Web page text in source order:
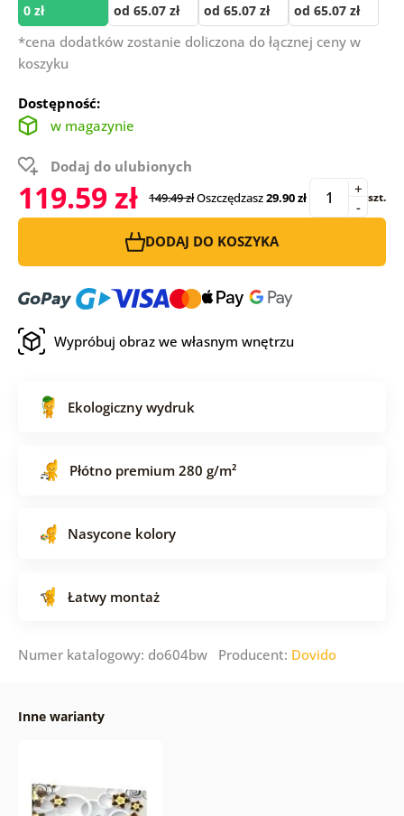
0 zł od 65.07 zł od 65.07 zł od 65.07 zł
*cena dodatków zostanie doliczona do łącznej ceny w
koszyku
Dostępność:
w magazynie
Dodaj do ulubionych
119.59 zł 149.49 złOszczędzasz29.90 zł -
+ szt.
DODAJ DO KOSZYKA
Wypróbuj obraz we własnym wnętrzu
Ekologiczny wydruk
Płótno premium 280 g/m²
Nasycone kolory
Łatwy montaż
Numer katalogowy: do604bw Producent: Dovido
Inne warianty